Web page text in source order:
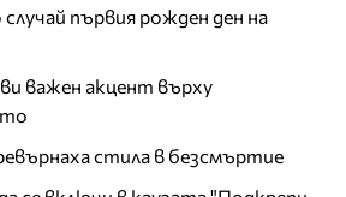
случай първия рожден ден на
важен акцент върху
стила в безсмъртие